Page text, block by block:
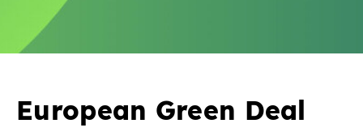
European Green Deal